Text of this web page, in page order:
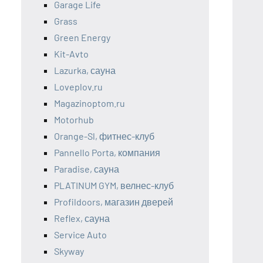
Garage Life
Grass
Green Energy
Kit-Avto
Lazurka, сауна
Loveplov.ru
Magazinoptom.ru
Motorhub
Orange-Sl, фитнес-клуб
Pannello Porta, компания
Paradise, сауна
PLATINUM GYM, велнес-клуб
Profildoors, магазин дверей
Reflex, сауна
Service Auto
Skyway